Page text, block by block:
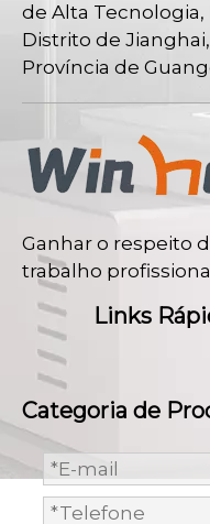
de Alta Tecnologia,
Distrito de
Província de
Ganhar o respeito
trabalho
Links
Categoria de